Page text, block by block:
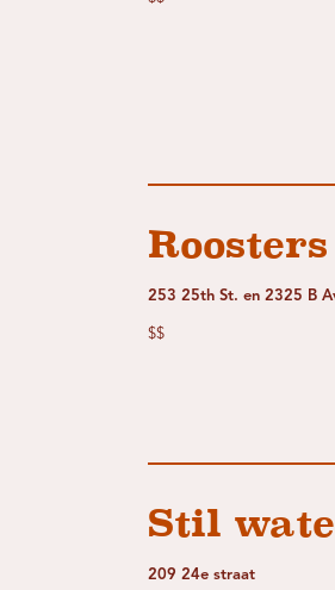
253 25th St. en 2325 B
$$
Stil
209 24e straat